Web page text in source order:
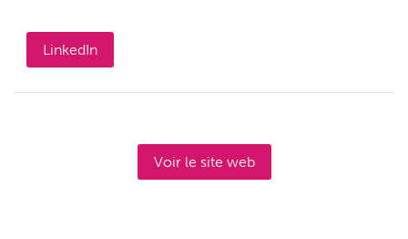
LinkedIn
Voir le site web